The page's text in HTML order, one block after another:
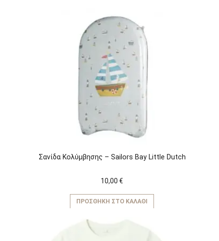
Σανίδα Κολύμβησης – Sailors Bay Little Dutch
10,00 €
ΠΡΟΣΘΉΚΗ ΣΤΟ ΚΑΛΆΘΙ